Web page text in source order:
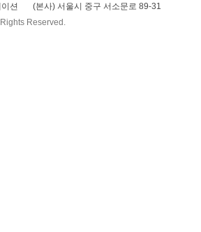
션
(본사) 서울시 중구 서소문로 89-31
Reserved.